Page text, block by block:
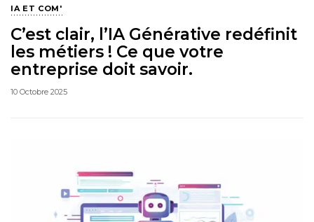
IA ET COM'
C’est clair, l’IA Générative redéfinit
les métiers ! Ce que votre
entreprise doit savoir.
10 Octobre 2025